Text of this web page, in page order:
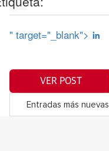
" target="_blank">
VER POST
Entradas más nuevas